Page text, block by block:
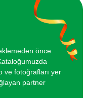
önce
ve fotoğrafları yer
partner